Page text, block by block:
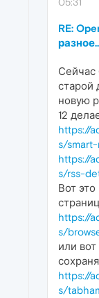
RE:
Сейчас
старой
новую
12
https://
s/
https://
s/rss-
Вот
https://
s/
или
https://
s/